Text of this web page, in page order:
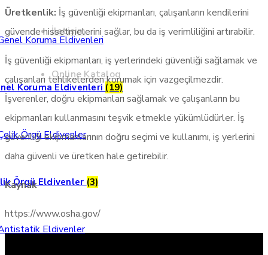
İletişim
Online Katalog
0 (554) 869 54 86
Koruma Eldivenleri (19)
Örgü Eldivenler (3)
Üretkenlik: İş güvenliği ekipmanları, çalışanların kendilerini
güvende hissetmelerini sağlar, bu da iş verimliliğini artırabilir.
İş güvenliği ekipmanları, iş yerlerindeki güvenliği sağlamak ve
çalışanları tehlikelerden korumak için vazgeçilmezdir.
İşverenler, doğru ekipmanları sağlamak ve çalışanların bu
ekipmanları kullanmasını teşvik etmekle yükümlüdürler. İş
güvenliği ekipmanlarının doğru seçimi ve kullanımı, iş yerlerini
daha güvenli ve üretken hale getirebilir.
Kaynak
https://www.osha.gov/